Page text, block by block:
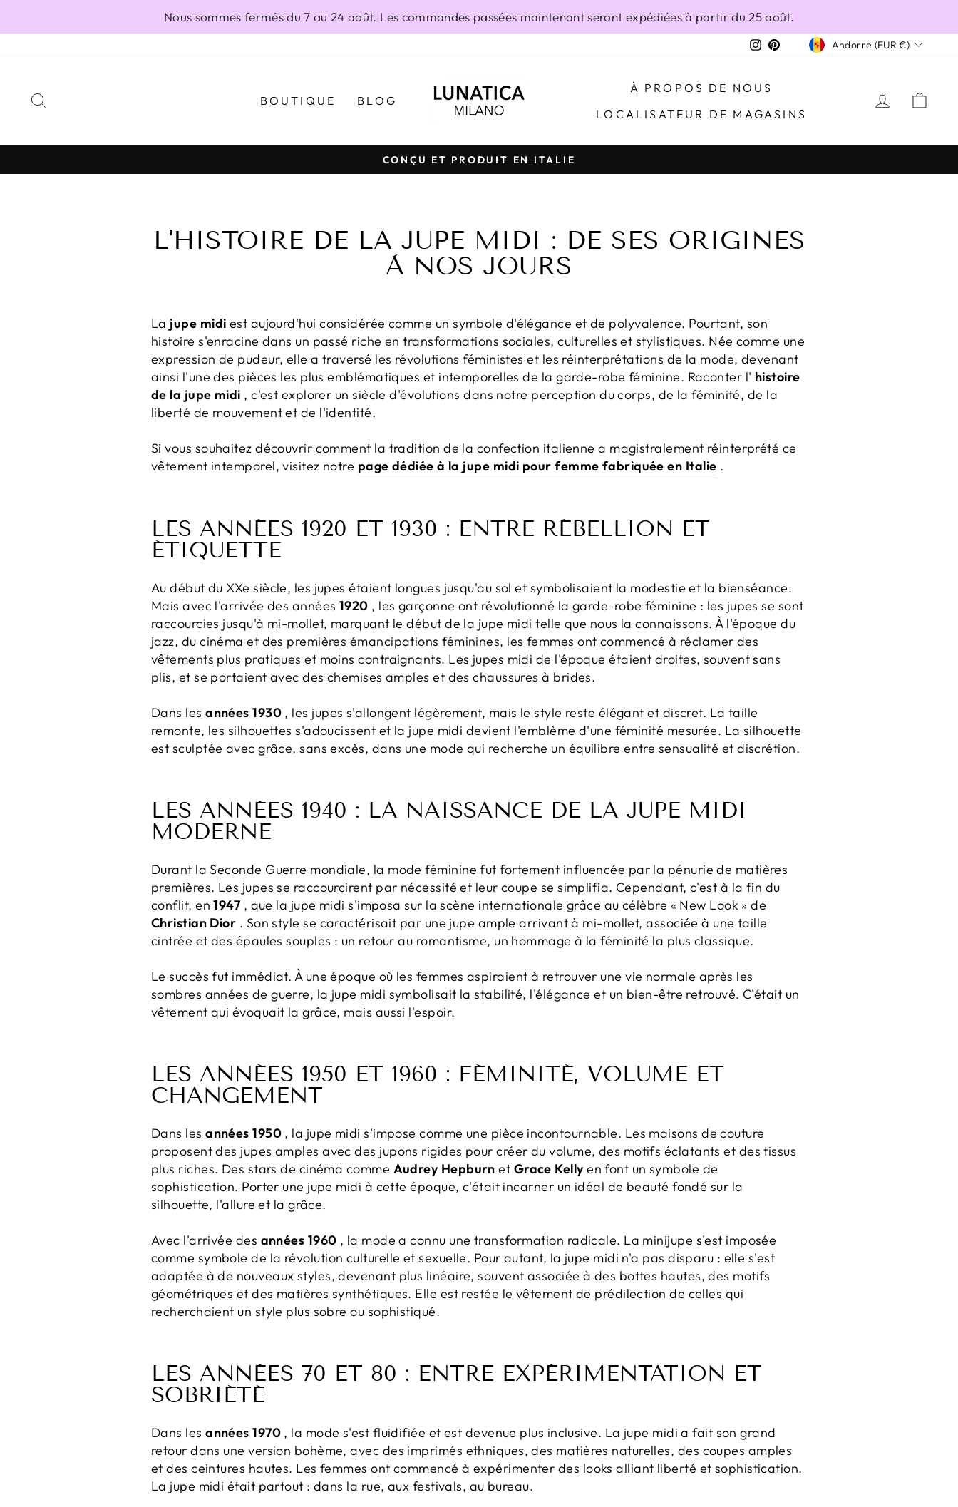
Nous sommes fermés du 7 au 24 août. Les commandes passées maintenant seront expédiées à partir du 25 août.
Instagram
PinterestDEVISE
Andorre (EUR €)
BOUTIQUE BLOG
À PROPOS DE NOUS
LOCALISATEUR DE MAGASINS
SE
Diaporama
CONÇU ET PRODUIT EN ITALIE
L'HISTOIRE DE LA JUPE MIDI : DE SES ORIGINES
À NOS JOURS
La jupe midi est aujourd'hui considérée comme un symbole d'élégance et de polyvalence. Pourtant, son
histoire s'enracine dans un passé riche en transformations sociales, culturelles et stylistiques. Née comme une
expression de pudeur, elle a traversé les révolutions féministes et les réinterprétations de la mode, devenant
ainsi l'une des pièces les plus emblématiques et intemporelles de la garde-robe féminine. Raconter l' histoire
de la jupe midi , c'est explorer un siècle d'évolutions dans notre perception du corps, de la féminité, de la
liberté de mouvement et de l'identité.
Si vous souhaitez découvrir comment la tradition de la confection italienne a magistralement réinterprété ce
vêtement intemporel, visitez notre page dédiée à la jupe midi pour femme fabriquée en Italie .
LES ANNÉES 1920 ET 1930 : ENTRE RÉBELLION ET
ÉTIQUETTE
Au début du XXe siècle, les jupes étaient longues jusqu'au sol et symbolisaient la modestie et la bienséance.
Mais avec l'arrivée des années 1920 , les garçonne ont révolutionné la garde-robe féminine : les jupes se sont
raccourcies jusqu'à mi-mollet, marquant le début de la jupe midi telle que nous la connaissons. À l'époque du
jazz, du cinéma et des premières émancipations féminines, les femmes ont commencé à réclamer des
vêtements plus pratiques et moins contraignants. Les jupes midi de l'époque étaient droites, souvent sans
plis, et se portaient avec des chemises amples et des chaussures à brides.
Dans lesannées 1930 , les jupes s'allongent légèrement, mais le style reste élégant et discret. La taille
remonte, les silhouettes s'adoucissent et la jupe midi devient l'emblème d'une féminité mesurée. La silhouette
est sculptée avec grâce, sans excès, dans une mode qui recherche un équilibre entre sensualité et discrétion.
LES ANNÉES 1940 : LA NAISSANCE DE LA JUPE MIDI
MODERNE
Durant la Seconde Guerre mondiale, la mode féminine fut fortement influencée par la pénurie de matières
premières. Les jupes se raccourcirent par nécessité et leur coupe se simplifia. Cependant, c'est à la fin du
conflit, en1947 , que la jupe midi s'imposa sur la scène internationale grâce au célèbre « New Look » de
Christian Dior . Son style se caractérisait par une jupe ample arrivant à mi-mollet, associée à une taille
cintrée et des épaules souples : un retour au romantisme, un hommage à la féminité la plus classique.
Le succès fut immédiat. À une époque où les femmes aspiraient à retrouver une vie normale après les
sombres années de guerre, la jupe midi symbolisait la stabilité, l'élégance et un bien-être retrouvé. C'était un
vêtement qui évoquait la grâce, mais aussi l'espoir.
LES ANNÉES 1950 ET 1960 : FÉMINITÉ, VOLUME ET
CHANGEMENT
Dans lesannées 1950 , la jupe midi s'impose comme une pièce incontournable. Les maisons de couture
proposent des jupes amples avec des jupons rigides pour créer du volume, des motifs éclatants et des tissus
plus riches. Des stars de cinéma comme Audrey Hepburn et Grace Kellyen font un symbole de
sophistication. Porter une jupe midi à cette époque, c'était incarner un idéal de beauté fondé sur la
silhouette, l'allure et la grâce.
Avec l'arrivée des années 1960 , la mode a connu une transformation radicale. La minijupe s'est imposée
comme symbole de la révolution culturelle et sexuelle. Pour autant, la jupe midi n'a pas disparu : elle s'est
adaptée à de nouveaux styles, devenant plus linéaire, souvent associée à des bottes hautes, des motifs
géométriques et des matières synthétiques. Elle est restée le vêtement de prédilection de celles qui
recherchaient un style plus sobre ou sophistiqué.
LES ANNÉES 70 ET 80 : ENTRE EXPÉRIMENTATION ET
SOBRIÉTÉ
Dans lesannées 1970 , la mode s'est fluidifiée et est devenue plus inclusive. La jupe midi a fait son grand
retour dans une version bohème, avec des imprimés ethniques, des matières naturelles, des coupes amples
et des ceintures hautes. Les femmes ont commencé à expérimenter des looks alliant liberté et sophistication.
La jupe midi était partout : dans la rue, aux festivals, au bureau.